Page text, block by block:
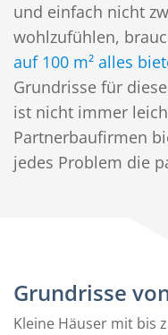
und einfach nicht
wohlzufühlen,
auf 100 m² alles
Grundrisse für
ist nicht immer
Partnerbaufirmen
jedes Problem die
Grundrisse
Kleine Häuser mit bis